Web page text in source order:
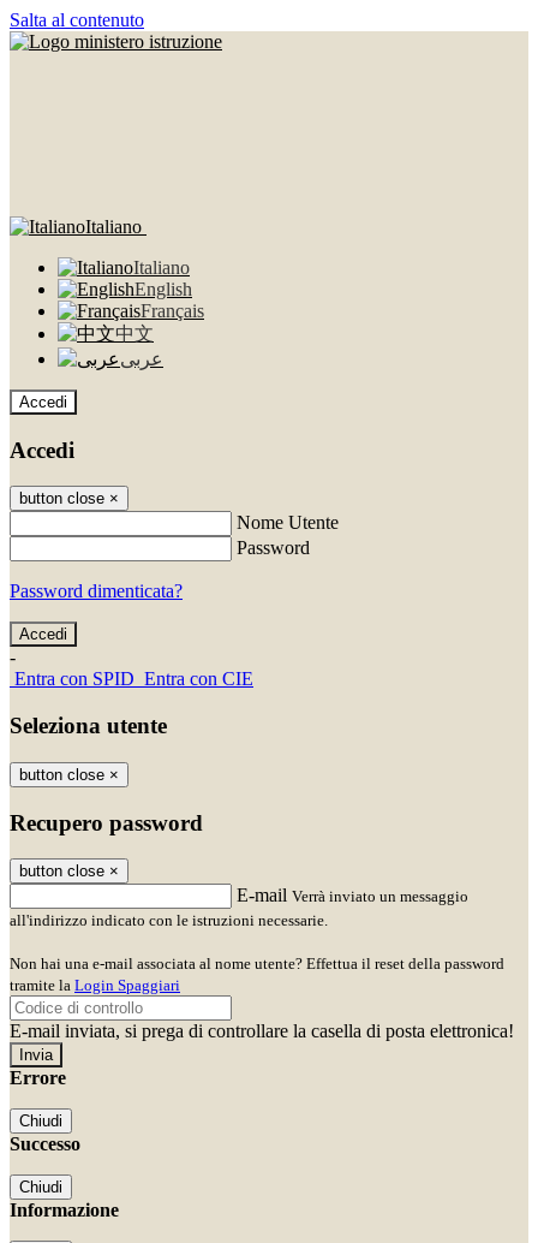
Salta al contenuto
Italiano
Italiano
English
Français
中文
عربى
Accedi
Accedi
button close ×
Nome Utente
Password
Password dimenticata?
-
Entra con SPID Entra con CIE
Seleziona utente
button close ×
Recupero password
button close ×
E-mail Verrà inviato un messaggio
all'indirizzo indicato con le istruzioni necessarie.
Non hai una e-mail associata al nome utente? Effettua il reset della password
tramite la Login Spaggiari
E-mail inviata, si prega di controllare la casella di posta elettronica!
Errore
Chiudi
Successo
Chiudi
Informazione